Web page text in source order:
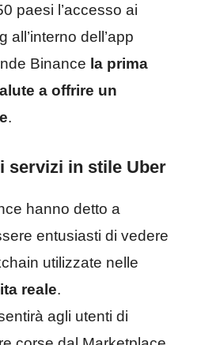
paesi l’accesso ai
all’interno dell’app
Binance la prima
a offrire un
.
servizi in stile Uber
hanno detto a
entusiasti di vedere
utilizzate nelle
reale.
agli utenti di